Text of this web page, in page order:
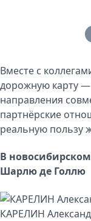
Вместе с
дорожную карту —
направления
партнёрские
реальную пользу
В
Шарлю де Голлю
КАРЕЛИН